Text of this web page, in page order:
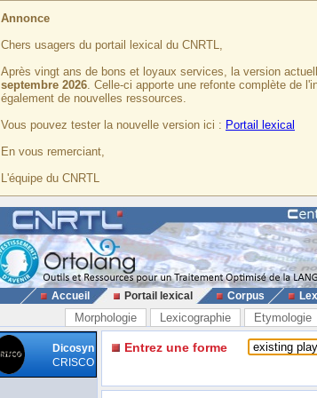
Annonce
Chers usagers du portail lexical du CNRTL,
Après vingt ans de bons et loyaux services, la version
septembre 2026. Celle-ci apporte une refonte complète de
également de nouvelles ressources.
Vous pouvez tester la nouvelle version ici : Portail lexical
En vous remerciant,
L'équipe du CNRTL
Accueil Portail lexical Corpus
Morphologie Lexicographie Etymologie
Dicosyn
CRISCO
Entrez une forme